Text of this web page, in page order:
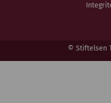
© Stiftelsen